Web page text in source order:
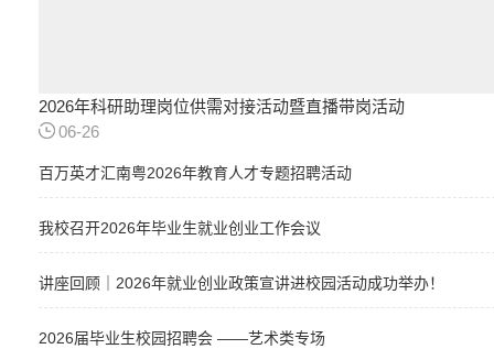
2026年科研助理岗位供需对接活动暨直播带岗活动
06-26
百万英才汇南粤2026年教育人才专题招聘活动
我校召开2026年毕业生就业创业工作会议
讲座回顾｜2026年就业创业政策宣讲进校园活动成功举办！
2026届毕业生校园招聘会 ——艺术类专场